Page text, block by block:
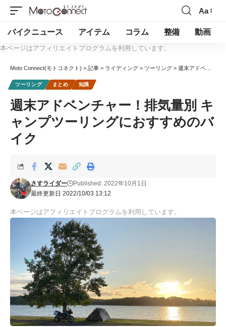
Aa
バイクニュース アイテム コラム 整備 動画
本ページはアフィリエイトプログラムを利用しています。
Moto Connect(モトコネクト) > 記事 > ライディング > ツーリング > 週末アドベンチャー！排気量別 キャンプツーリングにおすすめのバイク
ツーリング まとめ 知識
週末アドベンチャー！排気量別 キ
ャンプツーリングにおすすめのバ
イク
最終更新日 2022/10/03 13:12
さすライダー Published: 2022年10月1日
本ページはアフィリエイトプログラムを利用しています。